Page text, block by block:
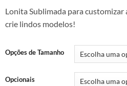
R$
Lonita Sublimada para customizar
crie lindos modelos!
Opções de Tamanho
Opcionais